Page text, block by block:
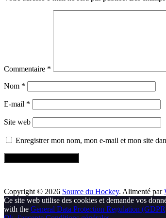
Commentaire *
Nom *
E-mail *
Site web
Enregistrer mon nom, mon e-mail et mon site
Copyright © 2026 Source du Hockey. Alimenté par
Ce site web utilise des cookies et demande vos
with the General Data Protection Regulation